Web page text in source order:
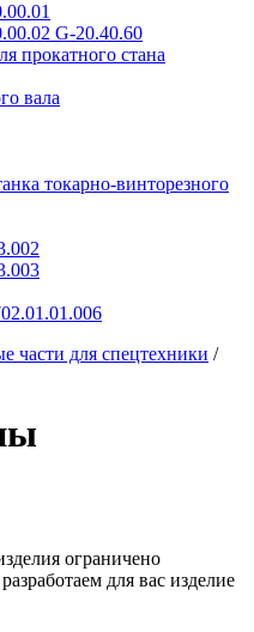
G-20.40.60
прокатного стана
вала
токарно-винторезного
части для спецтехники /
ограничено
для вас изделие